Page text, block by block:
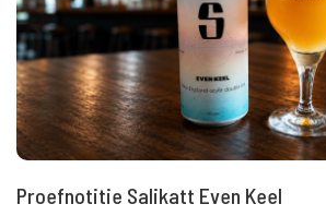
Proefnotitie Salikatt Even Keel